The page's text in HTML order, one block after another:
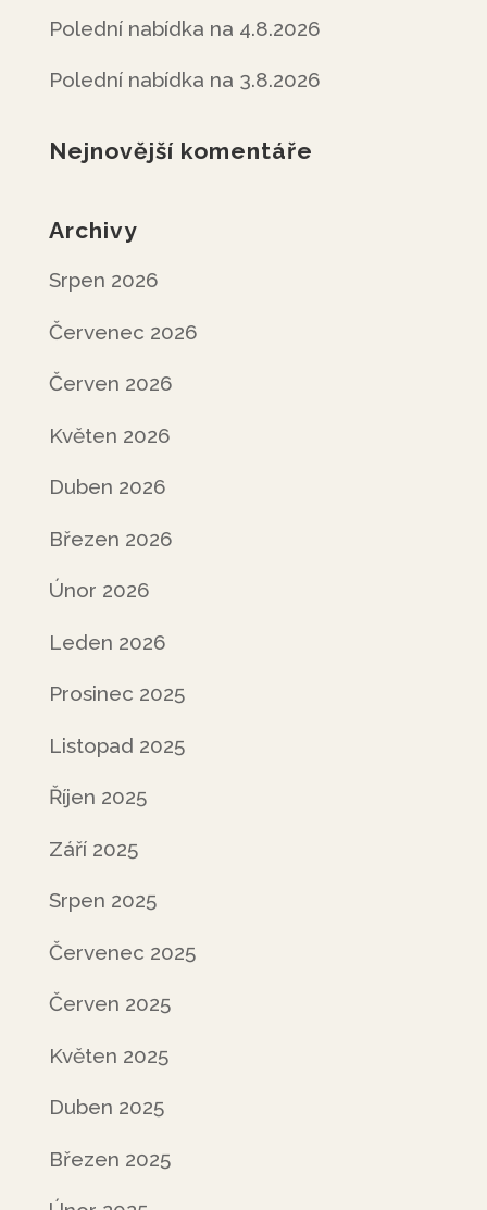
Polední nabídka na 4.8.2026
Polední nabídka na 3.8.2026
Nejnovější komentáře
Archivy
Srpen 2026
Červenec 2026
Červen 2026
Květen 2026
Duben 2026
Březen 2026
Únor 2026
Leden 2026
Prosinec 2025
Listopad 2025
Říjen 2025
Září 2025
Srpen 2025
Červenec 2025
Červen 2025
Květen 2025
Duben 2025
Březen 2025